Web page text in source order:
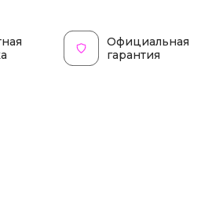
Официальная
гарантия